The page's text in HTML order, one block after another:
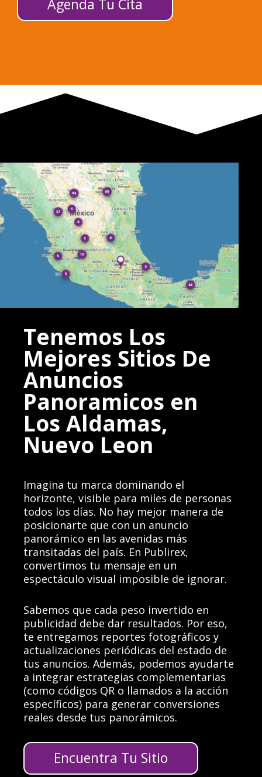
Agenda Tu Cita
Tenemos Los
Mejores Sitios De
Anuncios
Panoramicos en
Los Aldamas,
Nuevo Leon
Imagina tu marca dominando el
horizonte, visible para miles de personas
todos los días. No hay mejor manera de
posicionarte que con un anuncio
panorámico en las avenidas más
transitadas del país. En Publirex,
convertimos tu mensaje en un
espectáculo visual imposible de ignorar.
Sabemos que cada peso invertido en
publicidad debe dar resultados. Por eso,
te entregamos reportes fotográficos y
actualizaciones periódicas del estado de
tus anuncios. Además, podemos ayudarte
a integrar estrategias complementarias
(como códigos QR o llamados a la acción
específicos) para generar conversiones
reales desde tus panorámicos.
Encuentra Tu Sitio